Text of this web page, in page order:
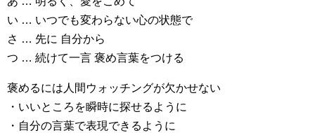
い … いつでも変わらない心の状態で
さ … 先に 自分から
つ … 続けて一言 褒め言葉をつける
褒めるには人間ウォッチングが欠かせない
・いいところを瞬時に探せるように
・自分の言葉で表現できるように